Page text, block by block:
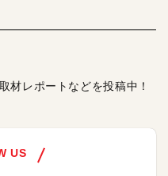
材レポートなどを投稿中！
US